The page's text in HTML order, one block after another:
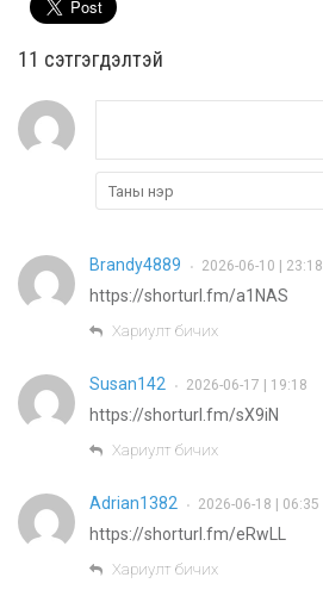
11 cэтгэгдэлтэй
Brandy4889 • 2026-06-10 | 23:18
https://shorturl.fm/a1NAS
Хариулт бичих
Susan142 • 2026-06-17 | 19:18
https://shorturl.fm/sX9iN
Хариулт бичих
Adrian1382 • 2026-06-18 | 06:35
https://shorturl.fm/eRwLL
Хариулт бичих